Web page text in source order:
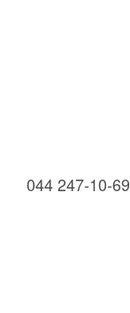
044 247-10-69